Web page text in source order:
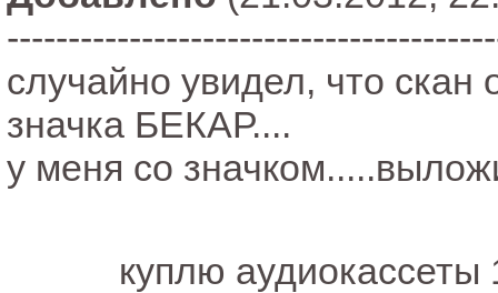
случайно увидел, что скан
значка БЕКАР....
у меня со
куплю аудиокассеты